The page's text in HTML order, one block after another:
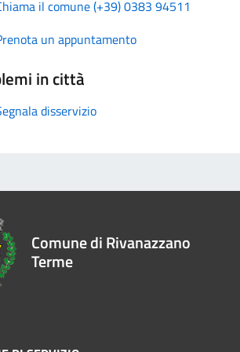
il comune (+39) 0383 94511
un appuntamento
in città
disservizio
Comune di Rivanazzano
Terme